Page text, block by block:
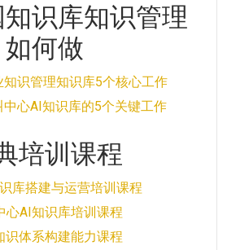
知识库知识管理
如何做
识管理知识库5个核心工作
心AI知识库的5个关键工作
培训课程
库搭建与运营培训课程
心AI知识库培训课程
识体系构建能力课程